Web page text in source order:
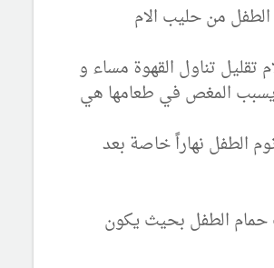
من حليب الام
تقليل تناول القهوة مساء و
المغص في طعامها هي
الطفل نهاراً خاصة بعد
الطفل بحيث يكون